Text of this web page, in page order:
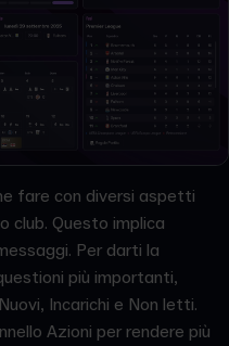
fare con diversi aspetti
club. Questo implica
Per darti la
più importanti,
Incarichi e Non letti.
Azioni per rendere più